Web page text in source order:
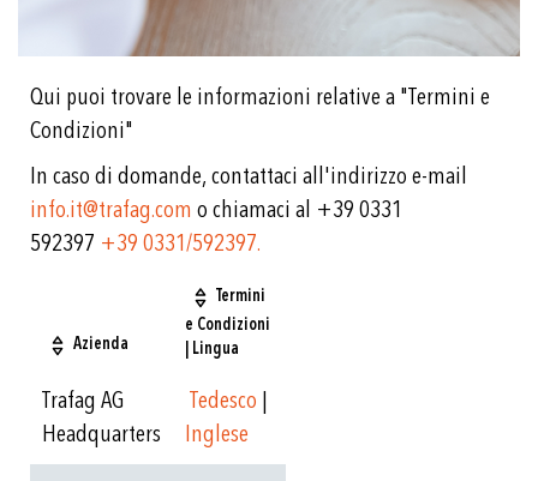
Qui puoi trovare le informazioni relative a "Termini e
Condizioni"
In caso di domande, contattaci all'indirizzo e-mail
info.it@trafag.com o chiamaci al +39 0331
592397 +39 0331/592397.
Trafag AG
Headquarters
Tedesco |
Inglese
Azienda
Termini
e Condizioni
| Lingua